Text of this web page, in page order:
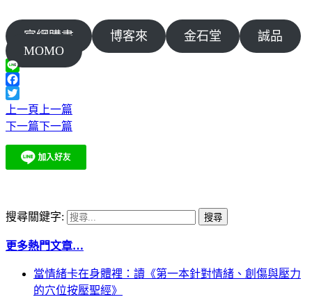
官網購書 博客來 金石堂
誠品
MOMO
Line
Facebook
Twitter
上一頁 上一篇
下一篇下一篇
搜尋關鍵字:
更多熱門文章…
當情緒卡在身體裡：讀《第一本針對情緒、創傷與壓力
的穴位按壓聖經》